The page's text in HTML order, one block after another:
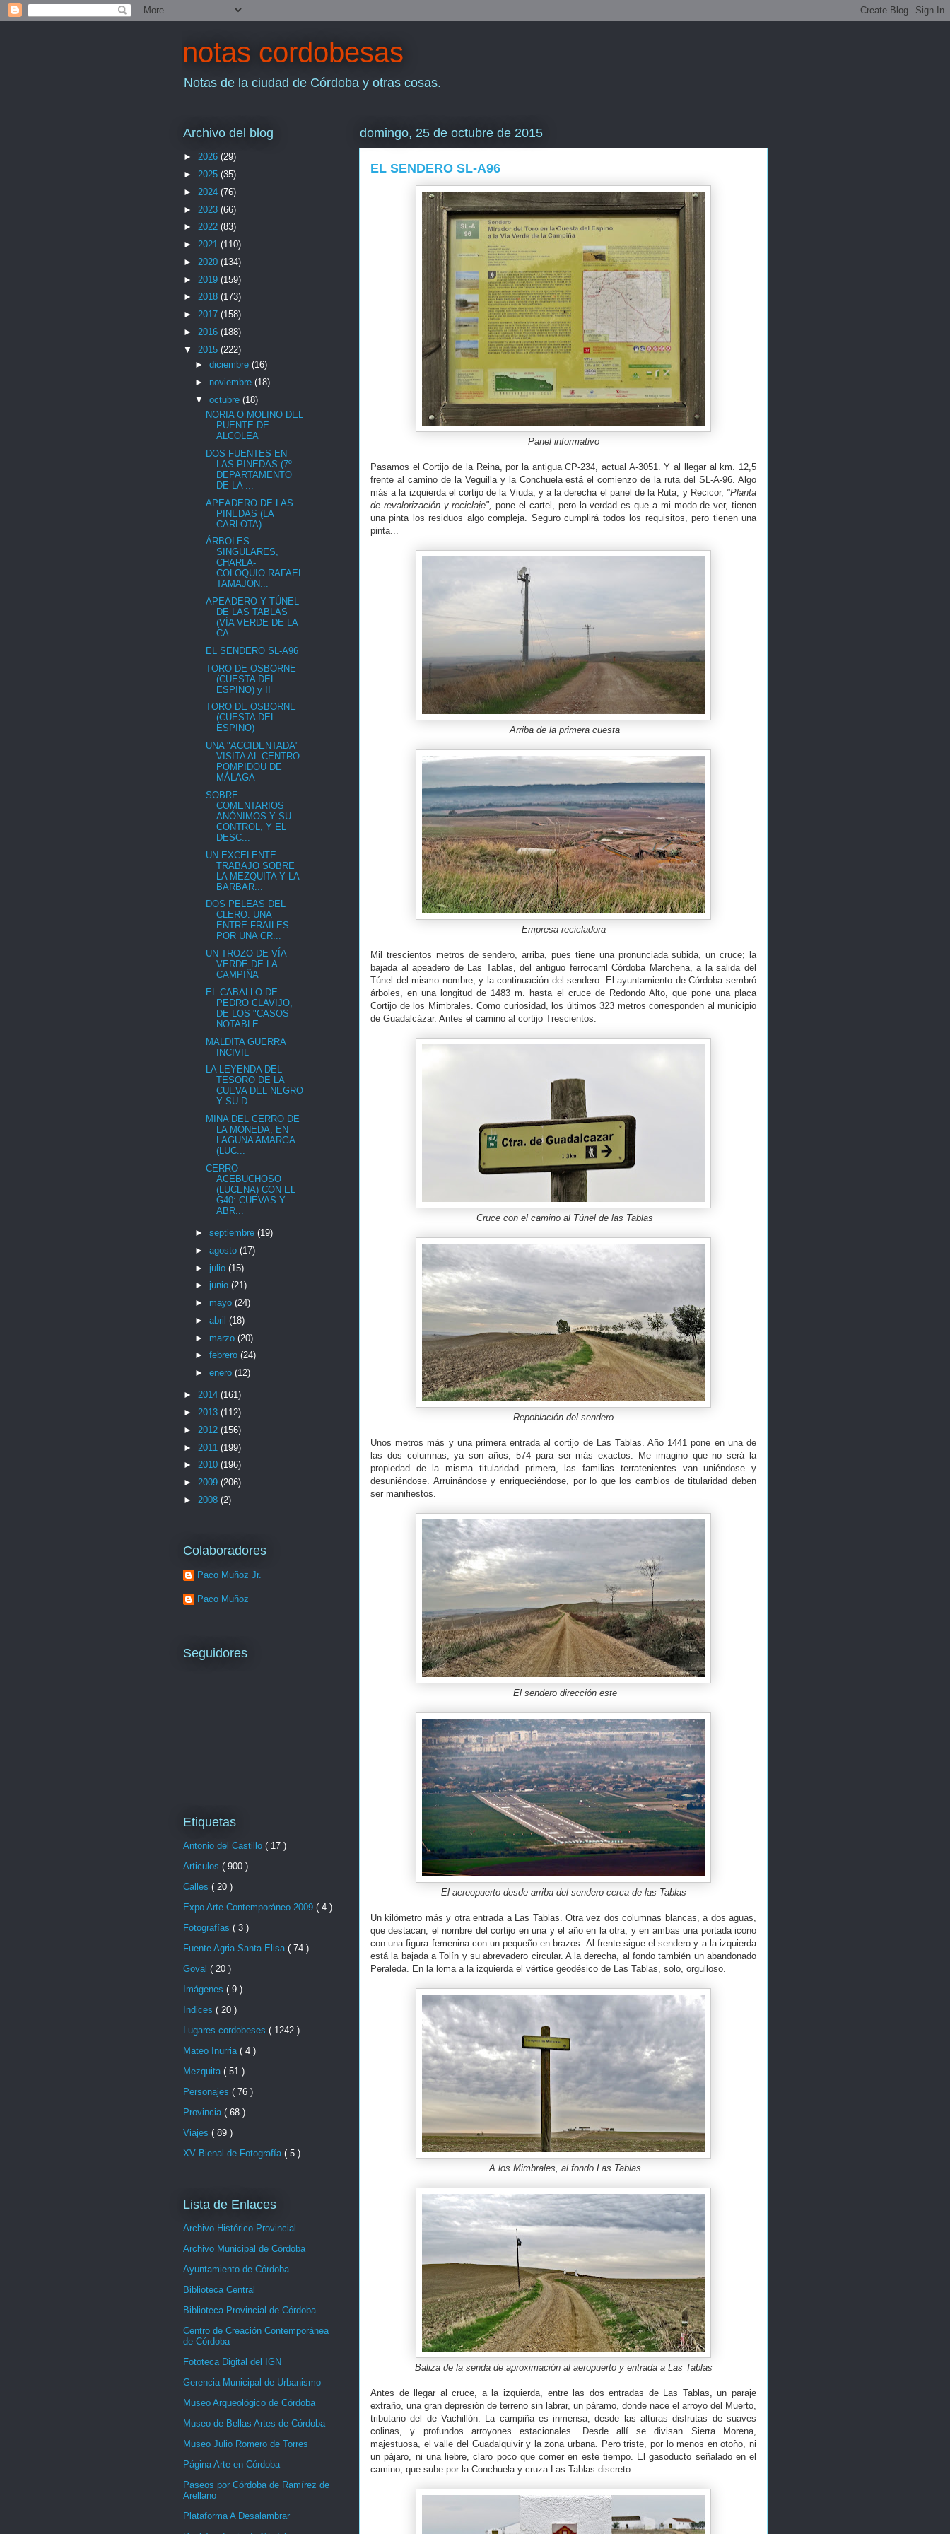
notas cordobesas
Notas de la ciudad de Córdoba y otras cosas.
domingo, 25 de octubre de 2015
EL SENDERO SL-A96
Panel informativo
Pasamos el Cortijo de la Reina, por la antigua CP-234, actual A-3051. Y al llegar al km. 12,5
frente al camino de la Veguilla y la Conchuela está el comienzo de la ruta del SL-A-96. Algo
más a la izquierda el cortijo de la Viuda, y a la derecha el panel de la Ruta, y Recicor, "Planta
de revalorización y reciclaje", pone el cartel, pero la verdad es que a mi modo de ver, tienen
una pinta los residuos algo compleja. Seguro cumplirá todos los requisitos, pero tienen una
pinta...
Arriba de la primera cuesta
Empresa recicladora
Mil trescientos metros de sendero, arriba, pues tiene una pronunciada subida, un cruce; la
bajada al apeadero de Las Tablas, del antiguo ferrocarril Córdoba Marchena, a la salida del
Túnel del mismo nombre, y la continuación del sendero. El ayuntamiento de Córdoba sembró
árboles, en una longitud de 1483 m. hasta el cruce de Redondo Alto, que pone una placa
Cortijo de los Mimbrales. Como curiosidad, los últimos 323 metros corresponden al municipio
de Guadalcázar. Antes el camino al cortijo Trescientos.
Cruce con el camino al Túnel de las Tablas
Repoblación del sendero
Unos metros más y una primera entrada al cortijo de Las Tablas. Año 1441 pone en una de
las dos columnas, ya son años, 574 para ser más exactos. Me imagino que no será la
propiedad de la misma titularidad primera, las familias terratenientes van uniéndose y
desuniéndose. Arruinándose y enriqueciéndose, por lo que los cambios de titularidad deben
ser manifiestos.
El sendero dirección este
El aereopuerto desde arriba del sendero cerca de las Tablas
Un kilómetro más y otra entrada a Las Tablas. Otra vez dos columnas blancas, a dos aguas,
que destacan, el nombre del cortijo en una y el año en la otra, y en ambas una portada icono
con una figura femenina con un pequeño en brazos. Al frente sigue el sendero y a la izquierda
está la bajada a Tolín y su abrevadero circular. A la derecha, al fondo también un abandonado
Peraleda. En la loma a la izquierda el vértice geodésico de Las Tablas, solo, orgulloso.
A los Mimbrales, al fondo Las Tablas
Baliza de la senda de aproximación al aeropuerto y entrada a Las Tablas
Antes de llegar al cruce, a la izquierda, entre las dos entradas de Las Tablas, un paraje
extraño, una gran depresión de terreno sin labrar, un páramo, donde nace el arroyo del Muerto,
tributario del de Vachillón. La campiña es inmensa, desde las alturas disfrutas de suaves
colinas, y profundos arroyones estacionales. Desde allí se divisan Sierra Morena,
majestuosa, el valle del Guadalquivir y la zona urbana. Pero triste, por lo menos en otoño, ni
un pájaro, ni una liebre, claro poco que comer en este tiempo. El gasoducto señalado en el
camino, que sube por la Conchuela y cruza Las Tablas discreto.
Archivo del blog
► 2026 (29)
► 2025 (35)
► 2024 (76)
► 2023 (66)
► 2022 (83)
► 2021 (110)
► 2020 (134)
► 2019 (159)
► 2018 (173)
► 2017 (158)
► 2016 (188)
▼ 2015 (222)
► diciembre (16)
► noviembre (18)
▼ octubre (18)
NORIA O MOLINO DEL
PUENTE DE
ALCOLEA
DOS FUENTES EN
LAS PINEDAS (7º
DEPARTAMENTO
DE LA ...
APEADERO DE LAS
PINEDAS (LA
CARLOTA)
ÁRBOLES
SINGULARES,
CHARLA-
COLOQUIO RAFAEL
TAMAJÓN...
APEADERO Y TÚNEL
DE LAS TABLAS
(VÍA VERDE DE LA
CA...
EL SENDERO SL-A96
TORO DE OSBORNE
(CUESTA DEL
ESPINO) y II
TORO DE OSBORNE
(CUESTA DEL
ESPINO)
UNA "ACCIDENTADA"
VISITA AL CENTRO
POMPIDOU DE
MÁLAGA
SOBRE
COMENTARIOS
ANÓNIMOS Y SU
CONTROL, Y EL
DESC...
UN EXCELENTE
TRABAJO SOBRE
LA MEZQUITA Y LA
BARBAR...
DOS PELEAS DEL
CLERO: UNA
ENTRE FRAILES
POR UNA CR...
UN TROZO DE VÍA
VERDE DE LA
CAMPIÑA
EL CABALLO DE
PEDRO CLAVIJO,
DE LOS "CASOS
NOTABLE...
MALDITA GUERRA
INCIVIL
LA LEYENDA DEL
TESORO DE LA
CUEVA DEL NEGRO
Y SU D...
MINA DEL CERRO DE
LA MONEDA, EN
LAGUNA AMARGA
(LUC...
CERRO
ACEBUCHOSO
(LUCENA) CON EL
G40: CUEVAS Y
ABR...
► septiembre (19)
► agosto (17)
► julio (15)
► junio (21)
► mayo (24)
► abril (18)
► marzo (20)
► febrero (24)
► enero (12)
► 2014 (161)
► 2013 (112)
► 2012 (156)
► 2011 (199)
► 2010 (196)
► 2009 (206)
► 2008 (2)
Colaboradores
Paco Muñoz Jr.
Paco Muñoz
Seguidores
Etiquetas
Antonio del Castillo ( 17 )
Articulos ( 900 )
Calles ( 20 )
Expo Arte Contemporáneo 2009 ( 4 )
Fotografías ( 3 )
Fuente Agria Santa Elisa ( 74 )
Goval ( 20 )
Imágenes ( 9 )
Indices ( 20 )
Lugares cordobeses ( 1242 )
Mateo Inurria ( 4 )
Mezquita ( 51 )
Personajes ( 76 )
Provincia ( 68 )
Viajes ( 89 )
XV Bienal de Fotografía ( 5 )
Lista de Enlaces
Archivo Histórico Provincial
Archivo Municipal de Córdoba
Ayuntamiento de Córdoba
Biblioteca Central
Biblioteca Provincial de Córdoba
Centro de Creación Contemporánea
de Córdoba
Fototeca Digital del IGN
Gerencia Municipal de Urbanismo
Museo Arqueológico de Córdoba
Museo de Bellas Artes de Córdoba
Museo Julio Romero de Torres
Página Arte en Córdoba
Paseos por Córdoba de Ramírez de
Arellano
Plataforma A Desalambrar